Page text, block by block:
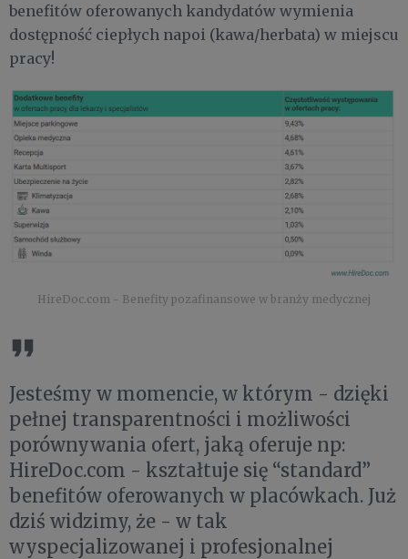
benefitów oferowanych kandydatów wymienia
dostępność ciepłych napoi (kawa/herbata) w miejscu
pracy!
HireDoc.com - Benefity pozafinansowe w branży medycznej
Jesteśmy w momencie, w którym - dzięki
pełnej transparentności i możliwości
porównywania ofert, jaką oferuje np:
HireDoc.com - kształtuje się “standard”
benefitów oferowanych w placówkach. Już
dziś widzimy, że - w tak
wyspecjalizowanej i profesjonalnej